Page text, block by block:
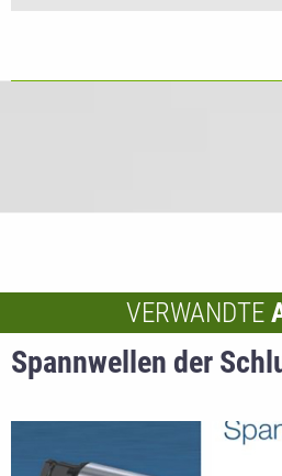
VERWANDTE
Spannwellen der